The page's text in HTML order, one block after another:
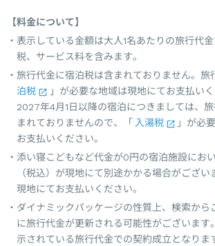
【料金について】
表示している金額は大人1名あたりの旅行代
税、サービス料を含みます。
旅行代金に宿泊税は含まれておりません。旅
泊税
」が必要な地域は現地にてお支払いく
2027年4月1日以降の宿泊につきましては、
まれておりませんので、「 入湯税
」が必
お支払いください。
添い寝こどもなど代金が0円の宿泊施設にお
（税込）が現地にて別途かかる場合がござ
現地にてお支払いください。
ダイナミックパッケージの性質上、検索から
に旅行代金が更新される可能性がございます
示されている旅行代金での契約成立となりま